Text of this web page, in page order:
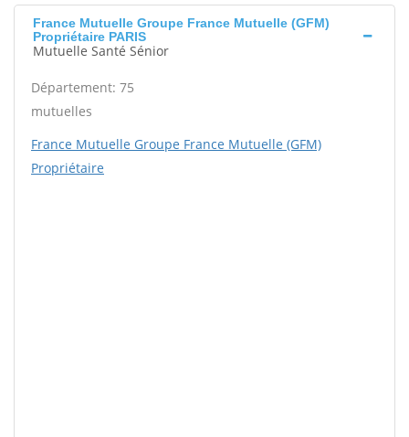
France Mutuelle Groupe France Mutuelle (GFM)
Propriétaire PARIS
Mutuelle Santé Sénior
Département: 75
mutuelles
France Mutuelle Groupe France Mutuelle (GFM)
Propriétaire